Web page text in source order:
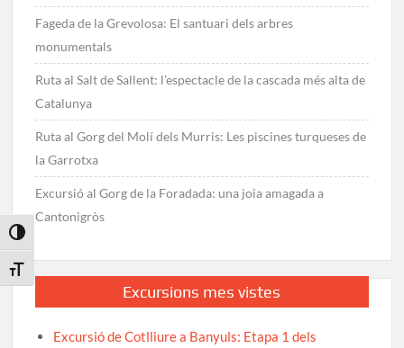
Toggle High Contrast
Toggle Font size
Fageda de la Grevolosa: El santuari dels arbres
monumentals
Ruta al Salt de Sallent: l’espectacle de la cascada més alta de
Catalunya
Ruta al Gorg del Molí dels Murris: Les piscines turqueses de
la Garrotxa
Excursió al Gorg de la Foradada: una joia amagada a
Cantonigròs
Excursions mes vistes
Excursió de Cotlliure a Banyuls: Etapa 1 dels